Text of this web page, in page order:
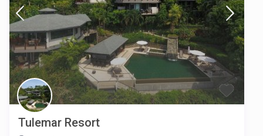
Tulemar Resort